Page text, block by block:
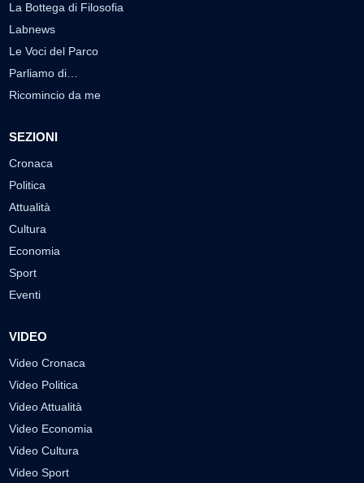
La Bottega di Filosofia
Labnews
Le Voci del Parco
Parliamo di…
Ricomincio da me
SEZIONI
Cronaca
Politica
Attualità
Cultura
Economia
Sport
Eventi
VIDEO
Video Cronaca
Video Politica
Video Attualità
Video Economia
Video Cultura
Video Sport